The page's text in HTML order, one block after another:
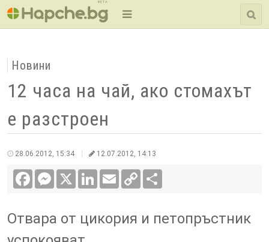
BETA
Новини
12 часа на чай, ако стомахът
е разстроен
28.06.2012, 15:34 12.07.2012, 14:13
FacebookMessenger LinkedInEmail
Copy
Link
Отвара от цикория и петопръстник